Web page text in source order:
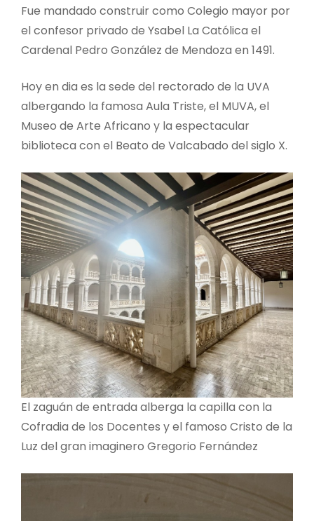
Fue mandado construir como Colegio mayor por
el confesor privado de Ysabel La Católica el
Cardenal Pedro González de Mendoza en 1491.
Hoy en dia es la sede del rectorado de la UVA
albergando la famosa Aula Triste, el MUVA, el
Museo de Arte Africano y la espectacular
biblioteca con el Beato de Valcabado del siglo X.
El zaguán de entrada alberga la capilla con la
Cofradia de los Docentes y el famoso Cristo de la
Luz del gran imaginero Gregorio Fernández